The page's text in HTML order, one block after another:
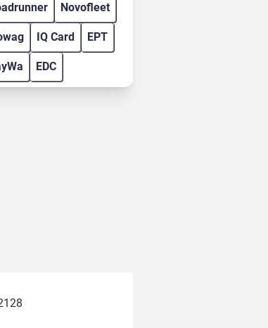
Novofleet
IQ Card EPT
EDC